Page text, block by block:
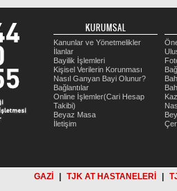
KURUMSAL
Kanunlar ve Yönetmelikler
İlanlar
Bayilik İşlemleri
Kişisel Verilerin Korunması
Nasıl Ganyan Bayi Olunur?
Bağlantılar
Online İşlemler(Cari Hesap
Takibi)
Beyaz Masa
İletişim
GAZİ TJK AT HASTANELERİ